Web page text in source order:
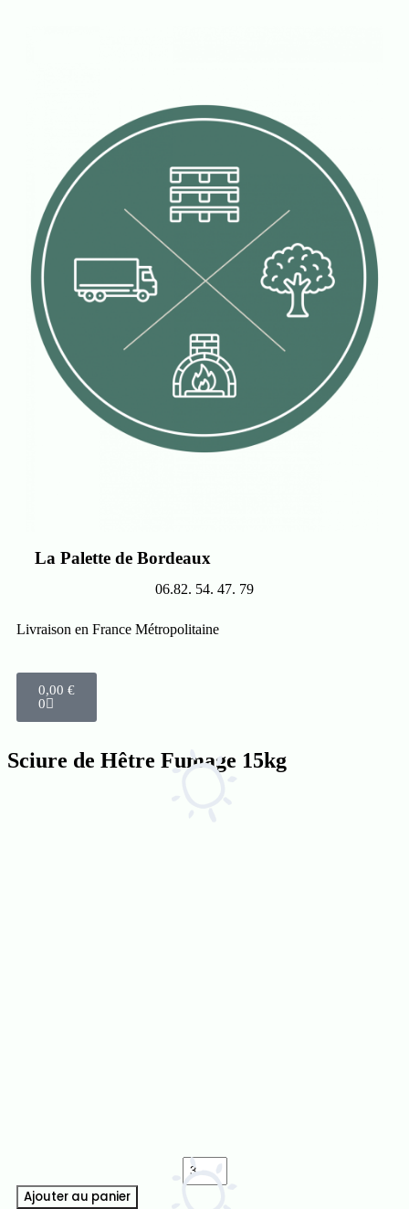
La Palette de Bordeaux
06.82. 54. 47. 79
Livraison en France Métropolitaine
0,00 €
0
Sciure de Hêtre Fumage 15kg
Ajouter au panier